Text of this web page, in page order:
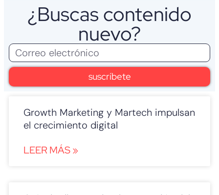
¿Buscas contenido
nuevo?
suscríbete
Growth Marketing y Martech impulsan
el crecimiento digital
LEER MÁS »